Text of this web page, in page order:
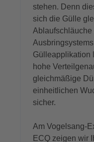
stehen. Denn
sich die Gülle
Gülleapplikation
hohe
gleichmäßige
einheitlichen
sicher.
Am Vogelsang-
ECQ zeigen wir